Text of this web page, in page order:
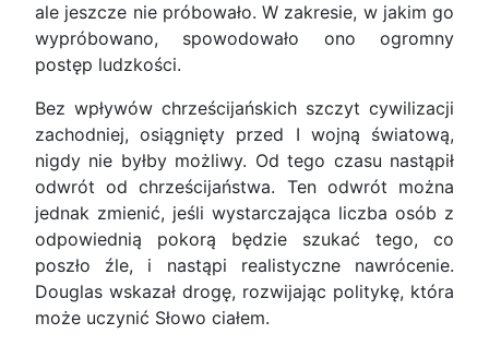
ale jeszcze nie próbowało. W zakresie, w jakim go
wypróbowano, spowodowało ono ogromny
postęp ludzkości.
Bez wpływów chrześcijańskich szczyt cywilizacji
zachodniej, osiągnięty przed I wojną światową,
nigdy nie byłby możliwy. Od tego czasu nastąpił
odwrót od chrześcijaństwa. Ten odwrót można
jednak zmienić, jeśli wystarczająca liczba osób z
odpowiednią pokorą będzie szukać tego, co
poszło źle, i nastąpi realistyczne nawrócenie.
Douglas wskazał drogę, rozwijając politykę, która
może uczynić Słowo ciałem.